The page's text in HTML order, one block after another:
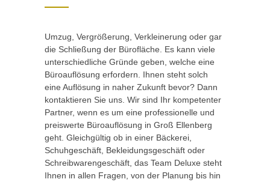
Umzug, Vergrößerung, Verkleinerung oder gar
die Schließung der Bürofläche. Es kann viele
unterschiedliche Gründe geben, welche eine
Büroauflösung erfordern. Ihnen steht solch
eine Auflösung in naher Zukunft bevor? Dann
kontaktieren Sie uns. Wir sind Ihr kompetenter
Partner, wenn es um eine professionelle und
preiswerte Büroauflösung in Groß Ellenberg
geht. Gleichgültig ob in einer Bäckerei,
Schuhgeschäft, Bekleidungsgeschäft oder
Schreibwarengeschäft, das Team Deluxe steht
Ihnen in allen Fragen, von der Planung bis hin